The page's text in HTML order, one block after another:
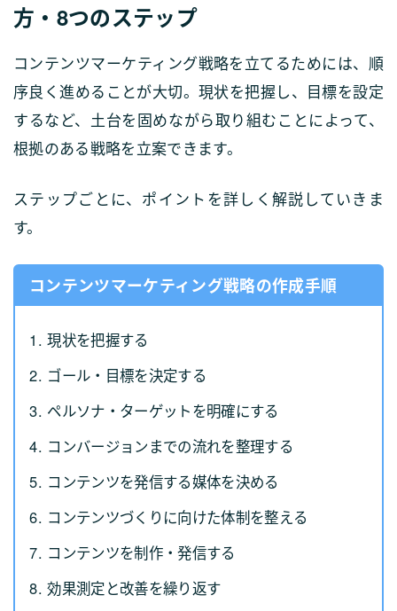
方・8つのステップ
コンテンツマーケティング戦略を立てるためには、順
序良く進めることが大切。現状を把握し、目標を設定
するなど、土台を固めながら取り組むことによって、
根拠のある戦略を立案できます。
ステップごとに、ポイントを詳しく解説していきま
す。
コンテンツマーケティング戦略の作成手順
現状を把握する
ゴール・目標を決定する
ペルソナ・ターゲットを明確にする
コンバージョンまでの流れを整理する
コンテンツを発信する媒体を決める
コンテンツづくりに向けた体制を整える
コンテンツを制作・発信する
効果測定と改善を繰り返す